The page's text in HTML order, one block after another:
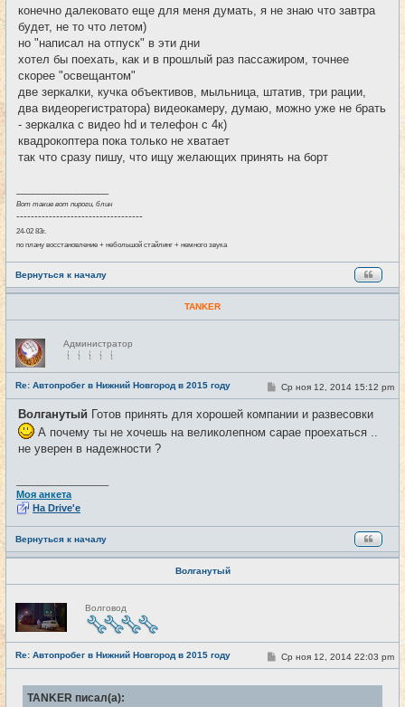
б
и
конечно далековато еще для меня думать, я не знаю что завтра
будет, не то что летом)
но "написал на отпуск" в эти дни
хотел бы поехать, как и в прошлый раз пассажиром, точнее
скорее "освещантом"
две зеркалки, кучка объективов, мыльница, штатив, три рации,
два видеорегистратора) видеокамеру, думаю, можно уже не брать
- зеркалка с видео hd и телефон с 4к)
квадрокоптера пока только не хватает
так что сразу пишу, что ищу желающих принять на борт
Вот такие вот пироги, блин
-----------------------------------
24-02 83г.
по плану восстановление + небольшой стайлинг + немного звука
Вернуться к началу
TANKER
Н
е
в
с
е
т
и
Администратор
Re: Автопробег в Нижний Новгород в 2015 году #13
С
о
б
щ
Ср ноя 12, 2014 15:12 pm
Волганутый Готов принять для хорошей компании и развесовки
А почему ты не хочешь на великолепном сарае проехаться ..
не уверен в надежности ?
Моя анкета
На Drive'e
Вернуться к началу
Волганутый
Н
е
в
с
е
т
и
Волговод
Re: Автопробег в Нижний Новгород в 2015 году #14
С
о
б
Ср ноя 12, 2014 22:03 pm
TANKER писал(а):